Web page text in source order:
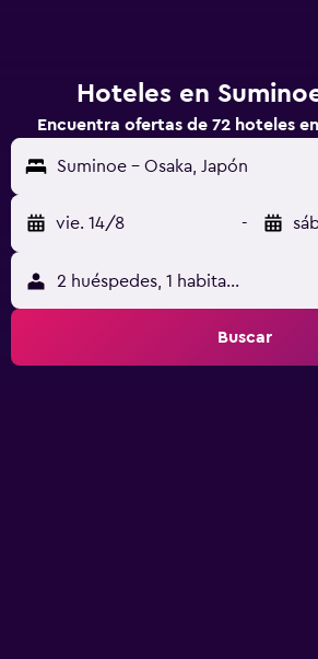
Hoteles en
Encuentra ofertas de 72 hoteles
Suminoe - Osaka, Japón
vie. 14/8 -
2 huéspedes, 1 habitación
Buscar